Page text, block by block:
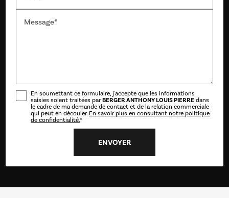
Message*
En soumettant ce formulaire, j'accepte que les informations
saisies soient traitées parBERGER ANTHONY LOUIS PIERRE dans
le cadre de ma demande de contact et de la relation commerciale
qui peut en découler. En savoir plus en consultant notre politique
de confidentialité.*